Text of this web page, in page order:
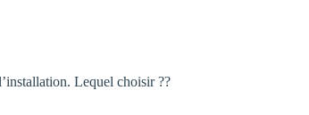
Lequel choisir ??